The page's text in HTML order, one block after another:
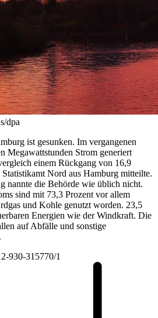
dpa
ist gesunken. Im vergangenen
Megawattstunden Strom generiert
einem Rückgang von 16,9
Nord aus Hamburg mitteilte.
nannte die Behörde wie üblich nicht.
sind mit 73,3 Prozent vor allem
und Kohle genutzt worden. 23,5
Energien wie der Windkraft. Die
auf Abfälle und sonstige
930-315770/1